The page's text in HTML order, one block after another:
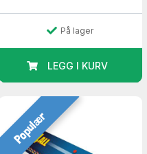
På lager
LEGG I KURV
Populær